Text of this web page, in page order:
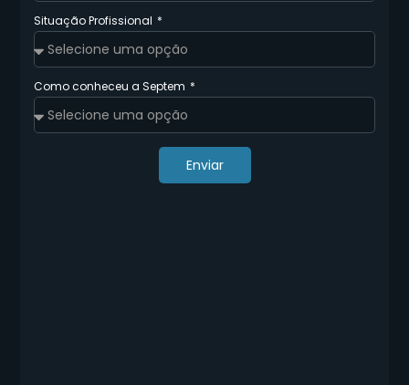
Situação Profissional
Como conheceu a Septem
Enviar